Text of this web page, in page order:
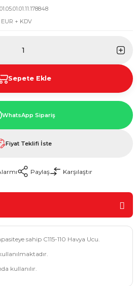
+ KDV
Sepete Ekle
WhatsApp Sipariş
Fiyat Teklifi İste
Paylaş Karşılaştır
sahip C115-110 Havya Ucu.
kullanılır.